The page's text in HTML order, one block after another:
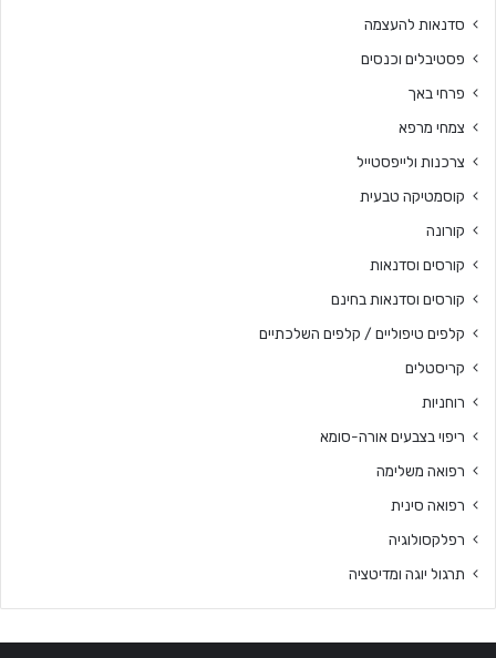
סדנאות להעצמה
פסטיבלים וכנסים
פרחי באך
צמחי מרפא
צרכנות ולייפסטייל
קוסמטיקה טבעית
קורונה
קורסים וסדנאות
קורסים וסדנאות בחינם
קלפים טיפוליים / קלפים השלכתיים
קריסטלים
רוחניות
ריפוי בצבעים אורה-סומא
רפואה משלימה
רפואה סינית
רפלקסולוגיה
תרגול יוגה ומדיטציה